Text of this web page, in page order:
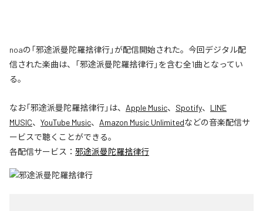
noaの「邪途派曼陀羅捨律行」が配信開始された。今回デジタル配
信された楽曲は、「邪途派曼陀羅捨律行」を含む全1曲となってい
る。
なお「邪途派曼陀羅捨律行」は、 Apple Music、 Spotify、 LINE
MUSIC、 YouTube Music、 Amazon Music Unlimitedなどの音楽配信サ
ービスで聴くことができる。
各配信サービス： 邪途派曼陀羅捨律行